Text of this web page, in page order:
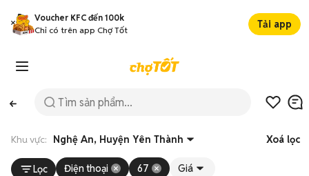
Voucher KFC đến 100k
Chỉ có trên app Chợ Tốt
Tải app
Khu vực: Nghệ An, Huyện Yên Thành Xoá lọc
Lọc Điện thoại 67 Giá